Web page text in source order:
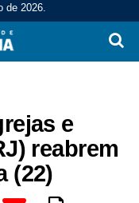
de 2026.
e
reabrem
(22)